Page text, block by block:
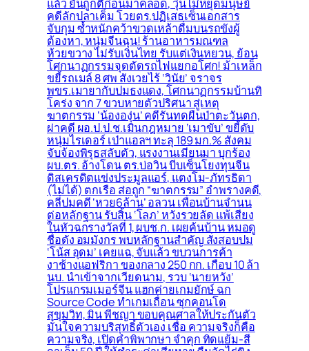
แล้ว ยันถูกตีก่อนมาคลอด, วุ่นไม่หยุดมนุษย์
คดีลักปลาเค็ม โวยตร.ปฏิเสธเซ็นเอกสาร
จับกุม ซ้ำหนักคว้าขวดเหล้าดื่มบนรถขังผู้
ต้องหา, หนุ่มจีนฉุน! ร้านอาหารมณฑล
ห้วยขวาง ไม่รับเงินไทย รับแต่เงินหยวน, ย้อน
โศกนาฏกรรมจุดตัดรถไฟแยกอโศก! ม้าเหล็ก
ขยี้รถเมล์ 8 ศพ สังเวยไร้ ‘วินัย’ จราจร
พขร.เมายากับปมธงแดง, โศกนาฏกรรมบ้านทิ
โคร่ง จาก 7 ขวบหายตัวปริศนา สู่เหตุ
ฆาตกรรม ‘น้ององุ่น’ คดีรันทดผืนป่าตะวันตก,
ผ่าคดี ผอ.ป.ป.ช.เมินกฎหมาย ‘เมาขับ’ ขยี้ดับ
หนุ่มไรเดอร์ เป่าแอลฯ ทะลุ 189 มก.% สังคม
จับจ้องพิรุธสลับตัว, แรงงานเมียนมา บุกร้อง
ผบ.ตร. อ้างโดน ตร.บ่อวิน บีบเซ็นโยงทุนจีน
ดิสเครดิตแข่งประมูลแอร์, แตงโม-ภัทรธิดา
(ไม่ได้) ตกเรือ ส่อถูก “ฆาตกรรม” อำพรางคดี,
คลี่ปมคดี ‘หวย6ล้าน’ อลวน เพื่อนบ้านจำนน
ต่อหลักฐาน รับสิ้น ‘โลภ’ หวังรวยลัด แพ้เสียง
ในหัวฉกรางวัลที่ 1, ผบช.ก. เผยค้นบ้าน หมอดู
ชื่อดัง อมมังกร พบหลักฐานสำคัญ สั่งสอบปม
‘โน้ส อุดม’ เคยแฉ, จับแล้ว ขบวนการค้า
งาช้างแอฟริกา ของกลาง 250 กก. เกือบ 10 ล้า
นบ. นำเข้าจากเวียดนาม, รวบ ‘นายหวัง’
โปรแกรมเมอร์จีน แฮกค่ายเกมยักษ์ ฉก
Source Code ทำเกมเถื่อน ซุกคอนโด
สุขุมวิท, มิน พีชญา ขอบคุณศาลให้ประกันตัว
มั่นใจความบริสุทธิ์ตัวเอง เชื่อ ความจริงก็คือ
ความจริง, เปิดคำพิพากษา จำคุก ทิดแย้ม-สี